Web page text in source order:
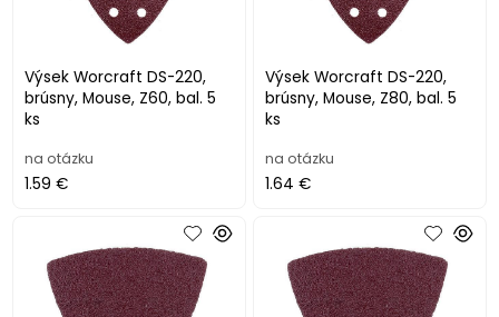
Výsek Worcraft DS-220,
brúsny, Mouse, Z60, bal. 5
ks
na otázku
1.59 €
Výsek Worcraft DS-220,
brúsny, Mouse, Z80, bal. 5
ks
na otázku
1.64 €